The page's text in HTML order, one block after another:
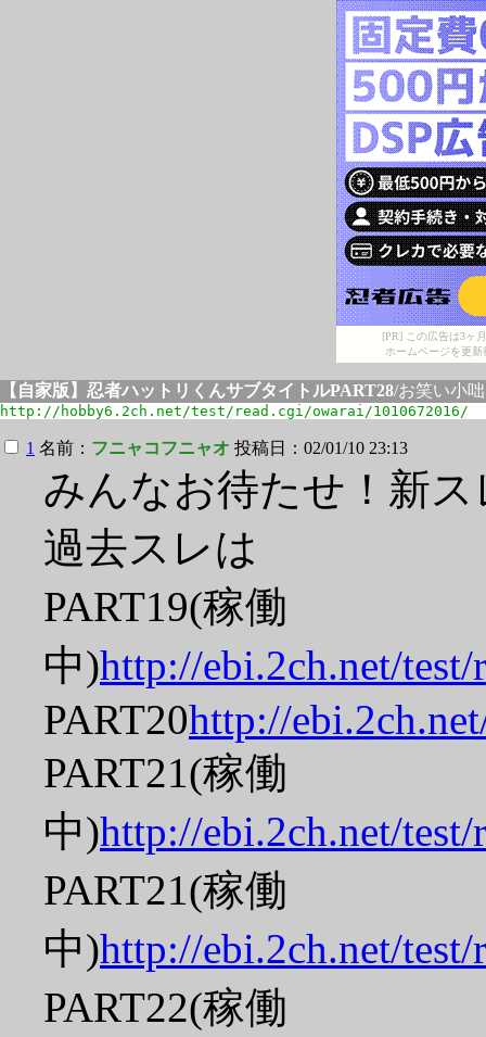
[PR] この広告は3ヶ
ホームページを更
【自家版】忍者ハットリくんサブタイトルPART28/お笑い小
http://hobby6.2ch.net/test/read.cgi/owarai/1010672016/
1 名前： フニャコフニャオ 投稿日：02/01/10 23:13
みんなお待たせ！新
過去スレは
PART19(稼働
中)http://ebi.2ch.net/
PART20http://
PART21(稼働
中)http://ebi.2ch.net/
PART21(稼働
中)http://ebi.2ch.net/
PART22(稼働